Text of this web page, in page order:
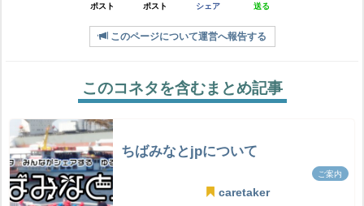
ポスト ポスト シェア 送る
このページについて運営へ報告する
このコネタを含むまとめ記事
ちばみなとjpについて
ご案内
caretaker